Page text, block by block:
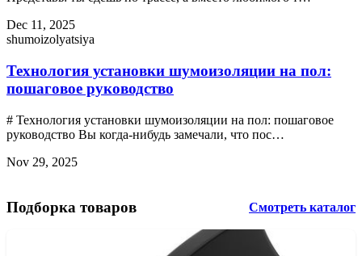
Dec 11, 2025
shumoizolyatsiya
Технология установки шумоизоляции на пол:
пошаговое руководство
# Технология установки шумоизоляции на пол: пошаговое
руководство Вы когда-нибудь замечали, что пос…
Nov 29, 2025
Подборка товаров Смотреть каталог